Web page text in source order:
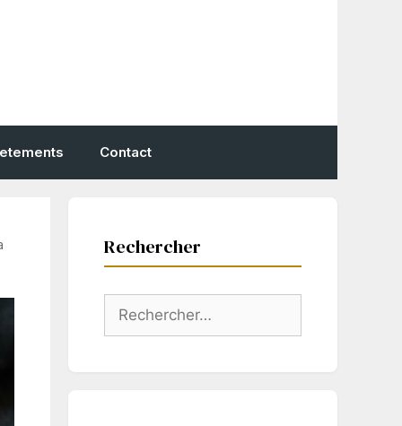
Contact
Rechercher
Rechercher :